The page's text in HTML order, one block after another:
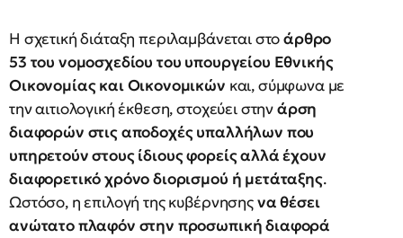
Η σχετική διάταξη περιλαμβάνεται στοάρθρο
53 του νομοσχεδίου του υπουργείου Εθνικής
Οικονομίας και Οικονομικών και, σύμφωνα με
την αιτιολογική έκθεση, στοχεύει στηνάρση
διαφορών στις αποδοχές υπαλλήλων που
υπηρετούν στους ίδιους φορείς αλλά έχουν
διαφορετικό χρόνο διορισμού ή μετάταξης.
Ωστόσο, η επιλογή της κυβέρνησηςνα θέσει
ανώτατο πλαφόν στην προσωπική διαφορά